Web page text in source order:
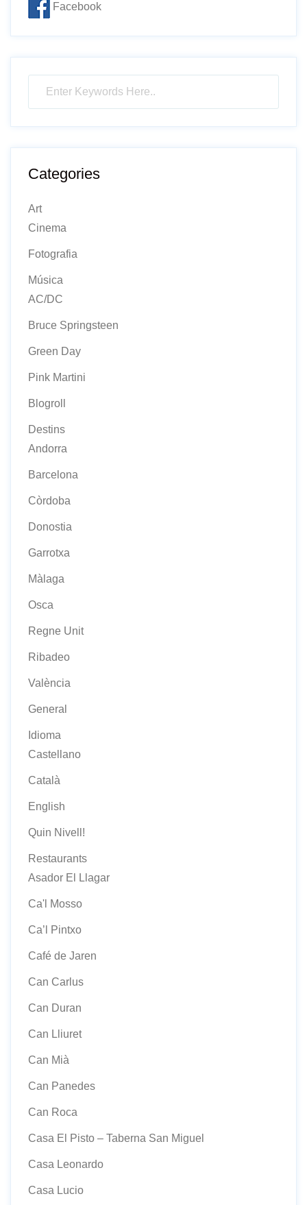
Facebook
Categories
Art
Cinema
Fotografia
Música
AC/DC
Bruce Springsteen
Green Day
Pink Martini
Blogroll
Destins
Andorra
Barcelona
Còrdoba
Donostia
Garrotxa
Màlaga
Osca
Regne Unit
Ribadeo
València
General
Idioma
Castellano
Català
English
Quin Nivell!
Restaurants
Asador El Llagar
Ca'l Mosso
Ca’l Pintxo
Café de Jaren
Can Carlus
Can Duran
Can Lliuret
Can Mià
Can Panedes
Can Roca
Casa El Pisto – Taberna San Miguel
Casa Leonardo
Casa Lucio